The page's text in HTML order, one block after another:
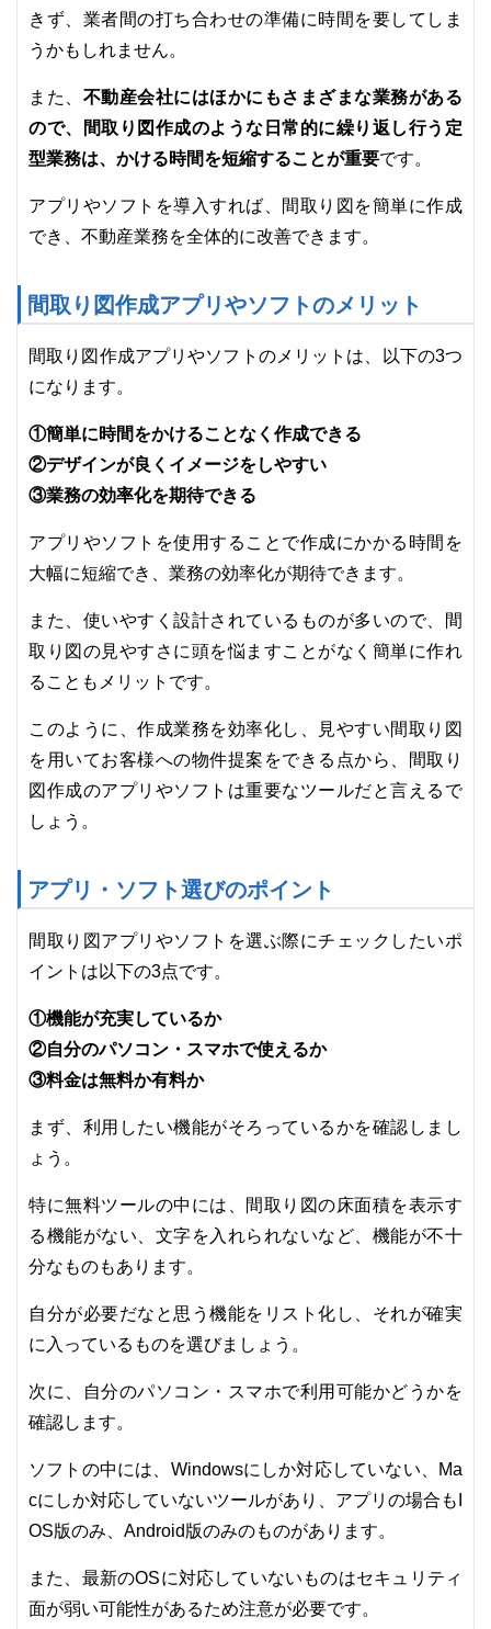
きず、業者間の打ち合わせの準備に時間を要してしま
うかもしれません。
また、 不動産会社にはほかにもさまざまな業務がある
ので、間取り図作成のような日常的に繰り返し行う定
型業務は、かける時間を短縮することが重要です。
アプリやソフトを導入すれば、間取り図を簡単に作成
でき、不動産業務を全体的に改善できます。
間取り図作成アプリやソフトのメリット
間取り図作成アプリやソフトのメリットは、以下の3つ
になります。
①簡単に時間をかけることなく作成できる
②デザインが良くイメージをしやすい
③業務の効率化を期待できる
アプリやソフトを使用することで作成にかかる時間を
大幅に短縮でき、業務の効率化が期待できます。
また、使いやすく設計されているものが多いので、間
取り図の見やすさに頭を悩ますことがなく簡単に作れ
ることもメリットです。
このように、作成業務を効率化し、見やすい間取り図
を用いてお客様への物件提案をできる点から、間取り
図作成のアプリやソフトは重要なツールだと言えるで
しょう。
アプリ・ソフト選びのポイント
間取り図アプリやソフトを選ぶ際にチェックしたいポ
イントは以下の3点です。
①機能が充実しているか
②自分のパソコン・スマホで使えるか
③料金は無料か有料か
まず、利用したい機能がそろっているかを確認しまし
ょう。
特に無料ツールの中には、間取り図の床面積を表示す
る機能がない、文字を入れられないなど、機能が不十
分なものもあります。
自分が必要だなと思う機能をリスト化し、それが確実
に入っているものを選びましょう。
次に、自分のパソコン・スマホで利用可能かどうかを
確認します。
ソフトの中には、Windowsにしか対応していない、Ma
cにしか対応していないツールがあり、アプリの場合もI
OS版のみ、Android版のみのものがあります。
また、最新のOSに対応していないものはセキュリティ
面が弱い可能性があるため注意が必要です。